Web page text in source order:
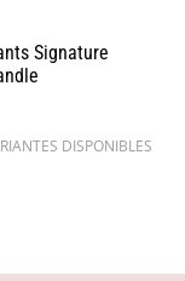
Signature
DISPONIBLES